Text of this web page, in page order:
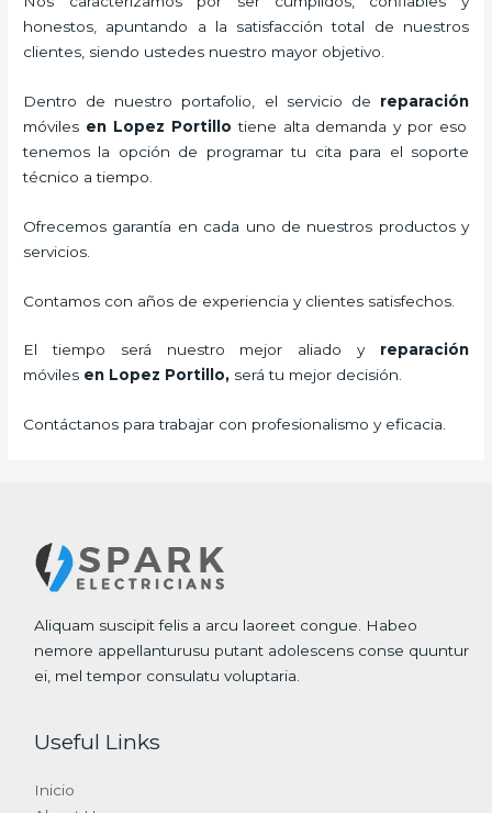
honestos, apuntando a la satisfacción total de nuestros
clientes, siendo ustedes nuestro mayor objetivo.
Dentro de nuestro portafolio, el servicio de reparación
móviles en Lopez Portillo tiene alta demanda y por eso
tenemos la opción de programar tu cita para el soporte
técnico a tiempo.
Ofrecemos garantía en cada uno de nuestros productos y
servicios.
Contamos con años de experiencia y clientes satisfechos.
El tiempo será nuestro mejor aliado y reparación
móviles en Lopez Portillo, será tu mejor decisión.
Contáctanos para trabajar con profesionalismo y eficacia.
Aliquam suscipit felis a arcu laoreet congue. Habeo
nemore appellanturusu putant adolescens conse quuntur
ei, mel tempor consulatu voluptaria.
Useful Links
Inicio